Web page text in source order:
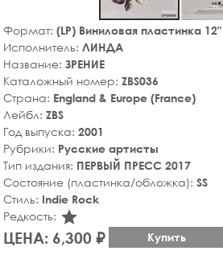
Формат: (LP) Виниловая пластинка 12"
Исполнитель: ЛИНДА
Название: ЗРЕНИЕ
Каталожный номер: ZBS036
Страна: England & Europe (France)
Лейбл: ZBS
Год выпуска: 2001
Рубрики: Русские артисты
Тип издания: ПЕРВЫЙ ПРЕСС 2017
Состояние (пластинка/обложка): SS
Стиль: Indie Rock
Редкость: star_rate
ЦЕНА: 6,300 ₽ Купить